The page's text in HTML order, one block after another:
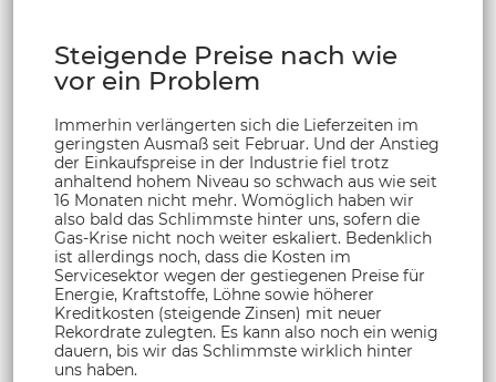
Steigende Preise nach wie
vor ein Problem
Immerhin verlängerten sich die Lieferzeiten im
geringsten Ausmaß seit Februar. Und der Anstieg
der Einkaufspreise in der Industrie fiel trotz
anhaltend hohem Niveau so schwach aus wie seit
16 Monaten nicht mehr. Womöglich haben wir
also bald das Schlimmste hinter uns, sofern die
Gas-Krise nicht noch weiter eskaliert. Bedenklich
ist allerdings noch, dass die Kosten im
Servicesektor wegen der gestiegenen Preise für
Energie, Kraftstoffe, Löhne sowie höherer
Kreditkosten (steigende Zinsen) mit neuer
Rekordrate zulegten. Es kann also noch ein wenig
dauern, bis wir das Schlimmste wirklich hinter
uns haben.